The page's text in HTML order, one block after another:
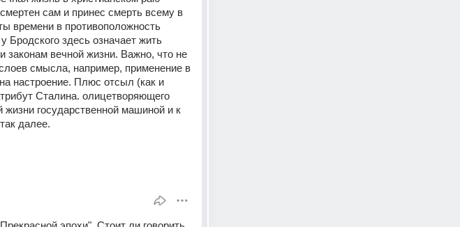
сам и принес смерть всему в
времени в противоположность
Бродского здесь означает жить
законам вечной жизни. Важно, что не
смысла, например, применение в
настроение. Плюс отсыл (как и
Сталина. олицетворяющего
государственной машиной и к
далее.